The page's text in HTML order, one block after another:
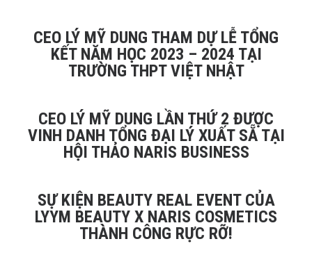
CEO LÝ MỸ DUNG THAM DỰ LỄ TỔNG
KẾT NĂM HỌC 2023 – 2024 TẠI
TRƯỜNG THPT VIỆT NHẬT
CEO LÝ MỸ DUNG LẦN THỨ 2 ĐƯỢC
VINH DANH TỔNG ĐẠI LÝ XUẤT SẴ TẠI
HỘI THẢO NARIS BUSINESS
SỰ KIỆN BEAUTY REAL EVENT CỦA
LYYM BEAUTY X NARIS COSMETICS
THÀNH CÔNG RỰC RỠ!